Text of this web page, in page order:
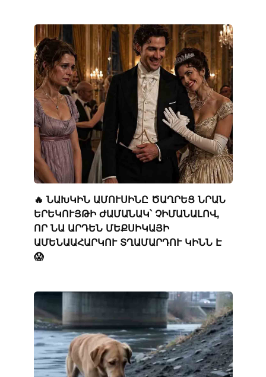
🔥 ՆԱԽԿԻՆ ԱՄՈՒՍԻՆԸ ԾԱՂՐԵՑ ՆՐԱՆ
ԵՐԵԿՈՒՅԹԻ ԺԱՄԱՆԱԿ՝ ՉԻՄԱՆԱԼՈՎ,
ՈՐ ՆԱ ԱՐԴԵՆ ՄԵՔՍԻԿԱՅԻ
ԱՄԵՆԱԱՀԱՐԿՈՒ ՏՂԱՄԱՐԴՈՒ ԿԻՆՆ Է
😱